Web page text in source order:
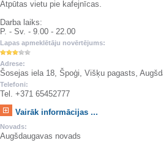
Atpūtas vietu pie kafejnīcas.
Darba laiks:
P. - Sv. - 9.00 - 22.00
Lapas apmeklētāju novērtējums:
Adrese:
Šosejas iela 18, Špoģi, Višķu pagasts,
Telefoni:
Tel. +371 65452777
Vairāk informācijas ...
Novads:
Augšdaugavas novads